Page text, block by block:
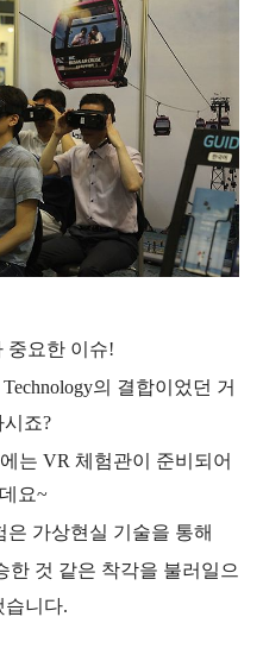
중요한 이슈!
의 결합이었던 거
시죠?
는 VR 체험관이 준비되어
요~
은 가상현실 기술을 통해
한 것 같은 착각을 불러일으
습니다.